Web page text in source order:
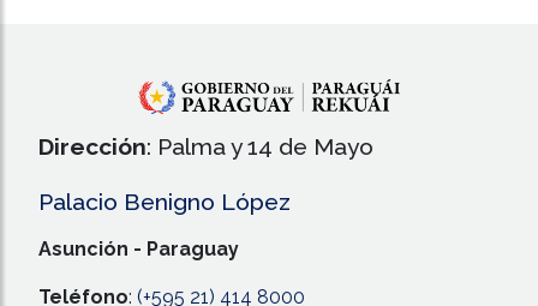
Dirección: Palma y 14 de Mayo
Palacio Benigno López
Asunción - Paraguay
Teléfono: (+595 21) 414 8000